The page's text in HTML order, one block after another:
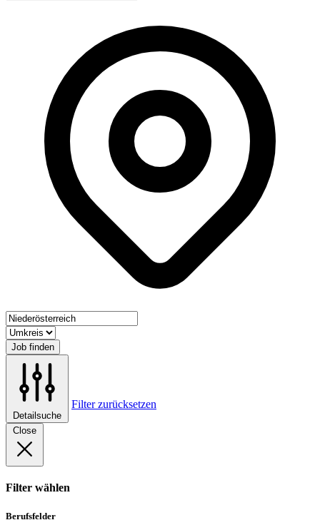
Job finden
Detailsuche
Filter zurücksetzen
Close
Filter wählen
Berufsfelder